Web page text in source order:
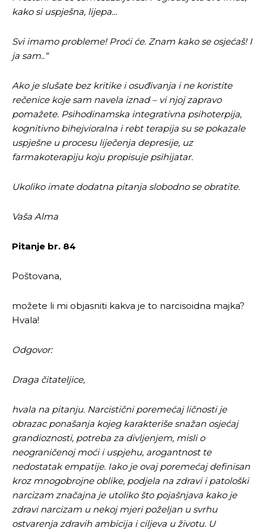
kako si uspješna, lijepa…
Svi imamo probleme! Proći će. Znam kako se osjećaš! I
ja sam..“
Ako je slušate bez kritike i osuđivanja i ne koristite
rečenice koje sam navela iznad – vi njoj zapravo
pomažete. Psihodinamska integrativna psihoterpija,
kognitivno bihejvioralna i rebt terapija su se pokazale
uspješne u procesu liječenja depresije, uz
farmakoterapiju koju propisuje psihijatar.
Ukoliko imate dodatna pitanja slobodno se obratite.
Vaša Alma
Pitanje br. 84
Poštovana,
možete li mi objasniti kakva je to narcisoidna majka?
Hvala!
Odgovor:
Draga čitateljice,
hvala na pitanju. Narcistični poremećaj ličnosti je
obrazac ponašanja kojeg karakteriše snažan osjećaj
grandioznosti, potreba za divljenjem, misli o
neograničenoj moći i uspjehu, arogantnost te
nedostatak empatije. Iako je ovaj poremećaj definisan
kroz mnogobrojne oblike, podjela na zdravi i patološki
narcizam značajna je utoliko što pojašnjava kako je
zdravi narcizam u nekoj mjeri poželjan u svrhu
ostvarenja zdravih ambicija i ciljeva u životu. U